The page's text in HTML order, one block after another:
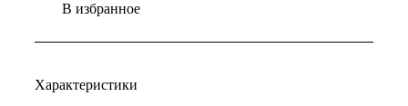
В избранное
Характеристики